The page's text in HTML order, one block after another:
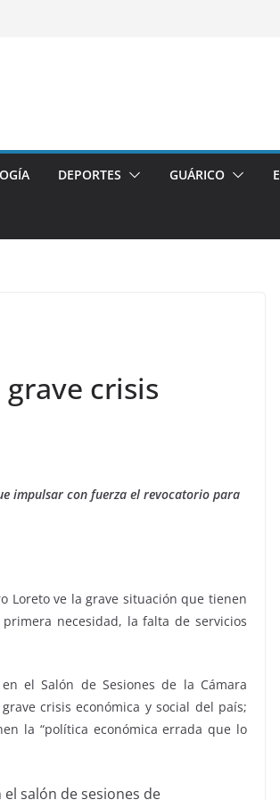
DEPORTES GUÁRICO
crisis
impulsar con fuerza el revocatorio para
Loreto ve la grave situación que tienen
necesidad, la falta de servicios
el Salón de Sesiones de la Cámara
crisis económica y social del país;
la “política económica errada que lo
VIAJES
vacaciones de verano
enero 11, 2023 Sophia